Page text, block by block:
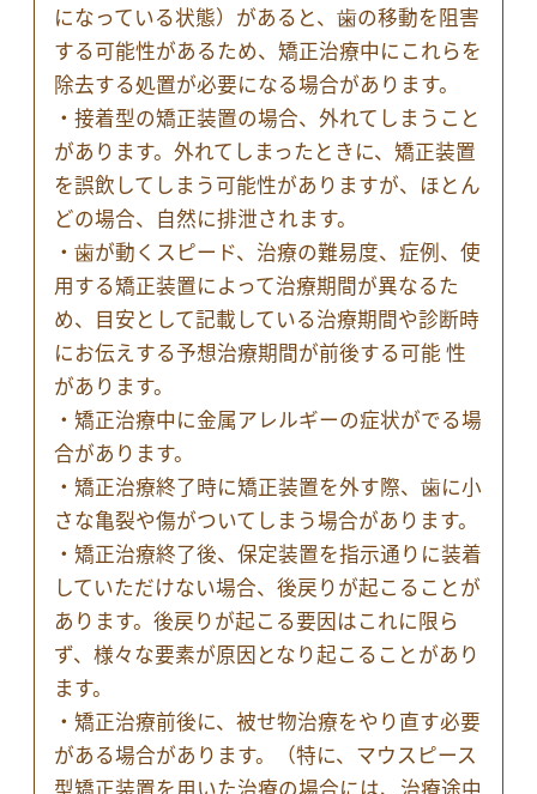
になっている状態）があると、歯の移動を阻害
する可能性があるため、矯正治療中にこれらを
除去する処置が必要になる場合があります。
・接着型の矯正装置の場合、外れてしまうこと
があります。外れてしまったときに、矯正装置
を誤飲してしまう可能性がありますが、ほとん
どの場合、自然に排泄されます。
・歯が動くスピード、治療の難易度、症例、使
用する矯正装置によって治療期間が異なるた
め、目安として記載している治療期間や診断時
にお伝えする予想治療期間が前後する可能 性
があります。
・矯正治療中に金属アレルギーの症状がでる場
合があります。
・矯正治療終了時に矯正装置を外す際、歯に小
さな亀裂や傷がついてしまう場合があります。
・矯正治療終了後、保定装置を指示通りに装着
していただけない場合、後戻りが起こることが
あります。後戻りが起こる要因はこれに限ら
ず、様々な要素が原因となり起こることがあり
ます。
・矯正治療前後に、被せ物治療をやり直す必要
がある場合があります。（特に、マウスピース
型矯正装置を用いた治療の場合には、治療途中